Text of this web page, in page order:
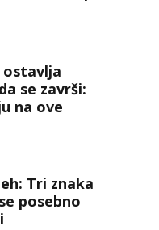
se završi:
na ove
Tri znaka
posebno